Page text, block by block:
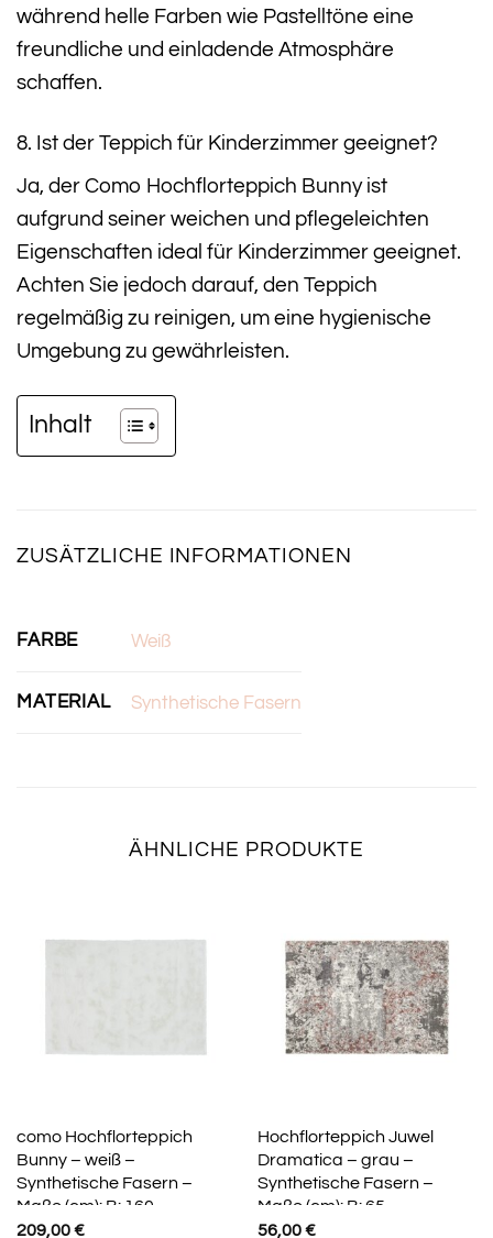
während helle Farben wie Pastelltöne eine
freundliche und einladende Atmosphäre
schaffen.
8. Ist der Teppich für Kinderzimmer geeignet?
Ja, der Como Hochflorteppich Bunny ist
aufgrund seiner weichen und pflegeleichten
Eigenschaften ideal für Kinderzimmer geeignet.
Achten Sie jedoch darauf, den Teppich
regelmäßig zu reinigen, um eine hygienische
Umgebung zu gewährleisten.
Inhalt
ZUSÄTZLICHE INFORMATIONEN
FARBE Weiß
MATERIAL Synthetische Fasern
ÄHNLICHE PRODUKTE
como Hochflorteppich
Bunny – weiß –
Synthetische Fasern –
Maße (cm): B: 160
209,00€
Hochflorteppich Juwel
Dramatica – grau –
Synthetische Fasern –
Maße (cm): B: 65
56,00€